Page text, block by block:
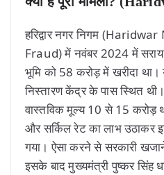
हरिद्वार नगर निगम
Fraud) में नवंबर 2024 में सराय
भूमि को 58 करोड़ में खरीदा
निस्तारण केंद्र के पास स्थित
वास्तविक मूल्य 10 से 15
और सर्किल रेट का लाभ उठाकर
गया। ऐसा करने से सरकारी
इसके बाद मुख्यमंत्री पुष्कर सिंह